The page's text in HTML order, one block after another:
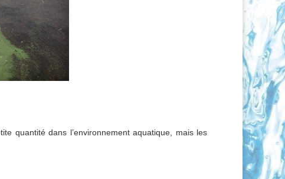
quantité dans l’environnement aquatique, mais les